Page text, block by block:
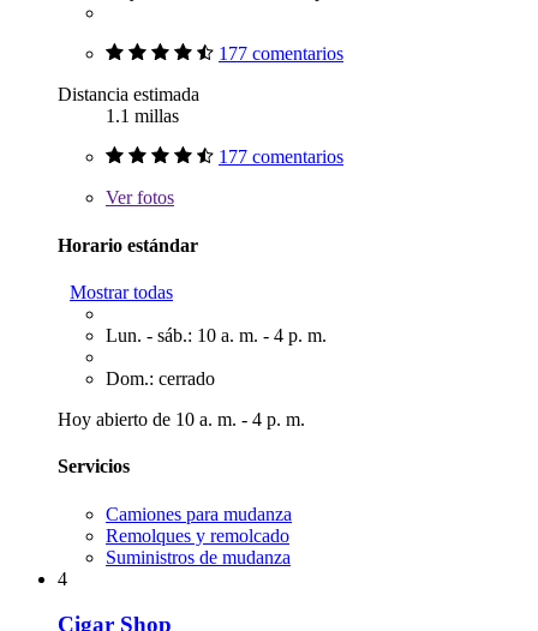
177 comentarios
Distancia estimada
1.1 millas
177 comentarios
Verfotos
Horario estándar
Mostrar todas
Lun. - sáb.: 10 a. m. - 4 p. m.
Dom.: cerrado
Hoy abierto de 10 a. m. - 4 p. m.
Servicios
Camiones para mudanza
Remolques y remolcado
Suministros de mudanza
4
Cigar Shop